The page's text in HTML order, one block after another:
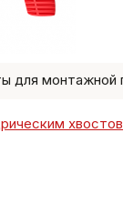
для монтажной